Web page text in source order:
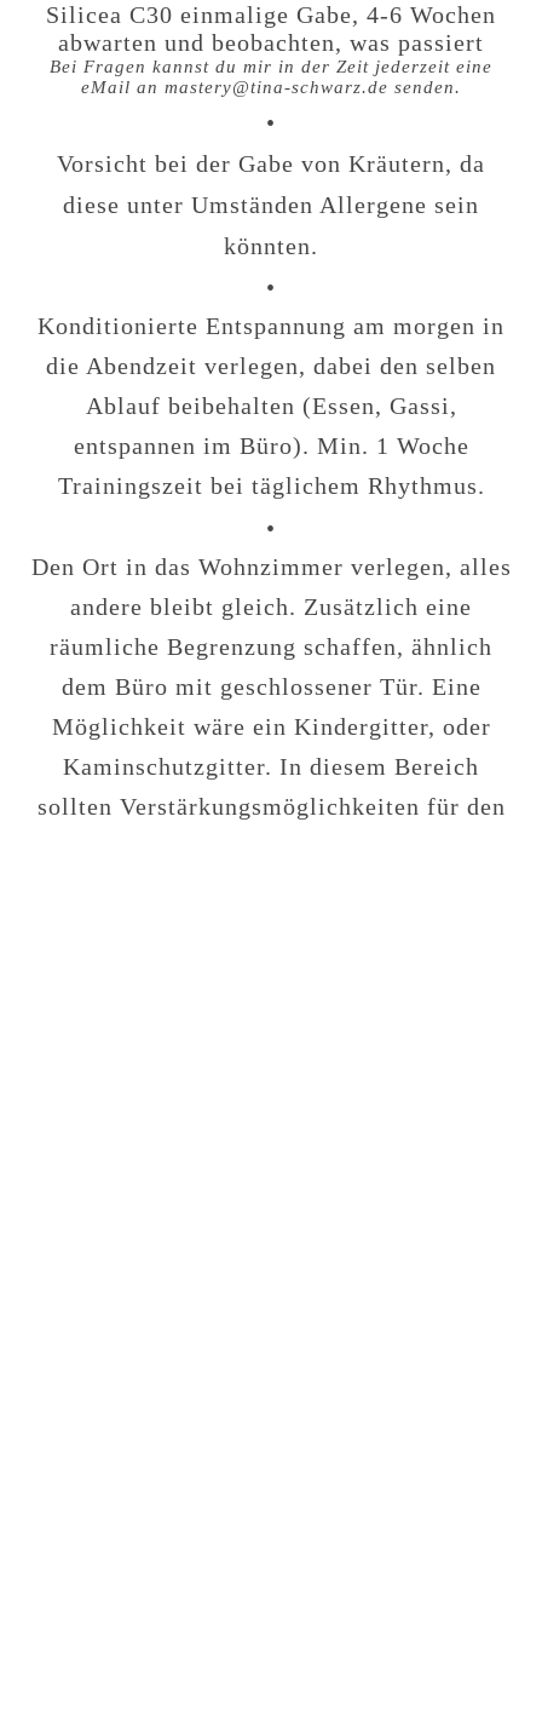
Silicea C30 einmalige Gabe, 4-6 Wochen
abwarten und beobachten, was passiert
Bei Fragen kannst du mir in der Zeit jederzeit eine
eMail an mastery@tina-schwarz.de senden.
•
Vorsicht bei der Gabe von Kräutern, da
diese unter Umständen Allergene sein
könnten.
•
Konditionierte Entspannung am morgen in
die Abendzeit verlegen, dabei den selben
Ablauf beibehalten (Essen, Gassi,
entspannen im Büro). Min. 1 Woche
Trainingszeit bei täglichem Rhythmus.
•
Den Ort in das Wohnzimmer verlegen, alles
andere bleibt gleich. Zusätzlich eine
räumliche Begrenzung schaffen, ähnlich
dem Büro mit geschlossener Tür. Eine
Möglichkeit wäre ein Kindergitter, oder
Kaminschutzgitter. In diesem Bereich
sollten Verstärkungsmöglichkeiten für den